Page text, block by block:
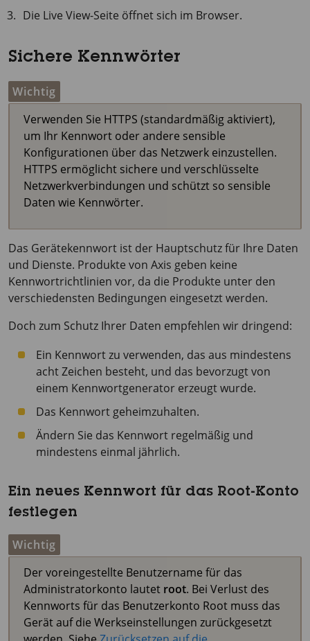
Die Live View-Seite öffnet sich im Browser.
Sichere Kennwörter
Wichtig
Verwenden Sie HTTPS (standardmäßig aktiviert),
um Ihr Kennwort oder andere sensible
Konfigurationen über das Netzwerk einzustellen.
HTTPS ermöglicht sichere und verschlüsselte
Netzwerkverbindungen und schützt so sensible
Daten wie Kennwörter.
Das Gerätekennwort ist der Hauptschutz für Ihre Daten
und Dienste. Produkte von Axis geben keine
Kennwortrichtlinien vor, da die Produkte unter den
verschiedensten Bedingungen eingesetzt werden.
Doch zum Schutz Ihrer Daten empfehlen wir dringend:
Ein Kennwort zu verwenden, das aus mindestens
acht Zeichen besteht, und das bevorzugt von
einem Kennwortgenerator erzeugt wurde.
Das Kennwort geheimzuhalten.
Ändern Sie das Kennwort regelmäßig und
mindestens einmal jährlich.
Ein neues Kennwort für das Root-Konto
festlegen
Wichtig
Der voreingestellte Benutzername für das
Administratorkonto lautet root. Bei Verlust des
Kennworts für das Benutzerkonto Root muss das
Gerät auf die Werkseinstellungen zurückgesetzt